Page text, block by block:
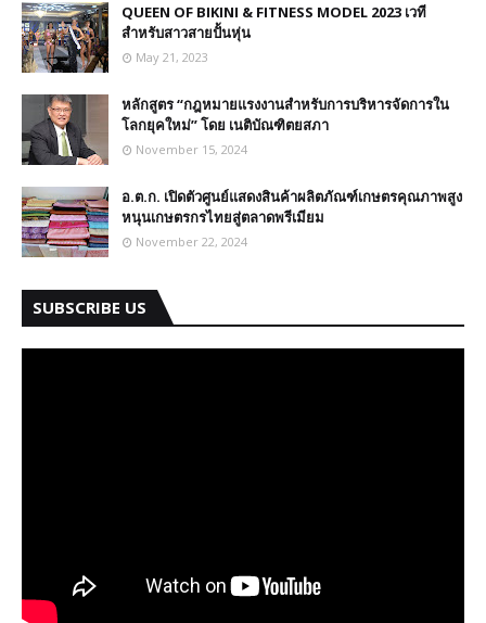
QUEEN OF BIKINI & FITNESS MODEL 2023 เวที
สำหรับสาวสายปั้นหุ่น
May 21, 2023
หลักสูตร “กฎหมายแรงงานสำหรับการบริหารจัดการใน
โลกยุคใหม่” โดย เนติบัณฑิตยสภา
November 15, 2024
อ.ต.ก. เปิดตัวศูนย์แสดงสินค้าผลิตภัณฑ์เกษตรคุณภาพสูง
หนุนเกษตรกรไทยสู่ตลาดพรีเมียม
November 22, 2024
SUBSCRIBE US